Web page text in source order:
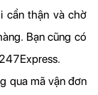
cẩn thận và chờ
Bạn cũng có
qua mã vận đơn